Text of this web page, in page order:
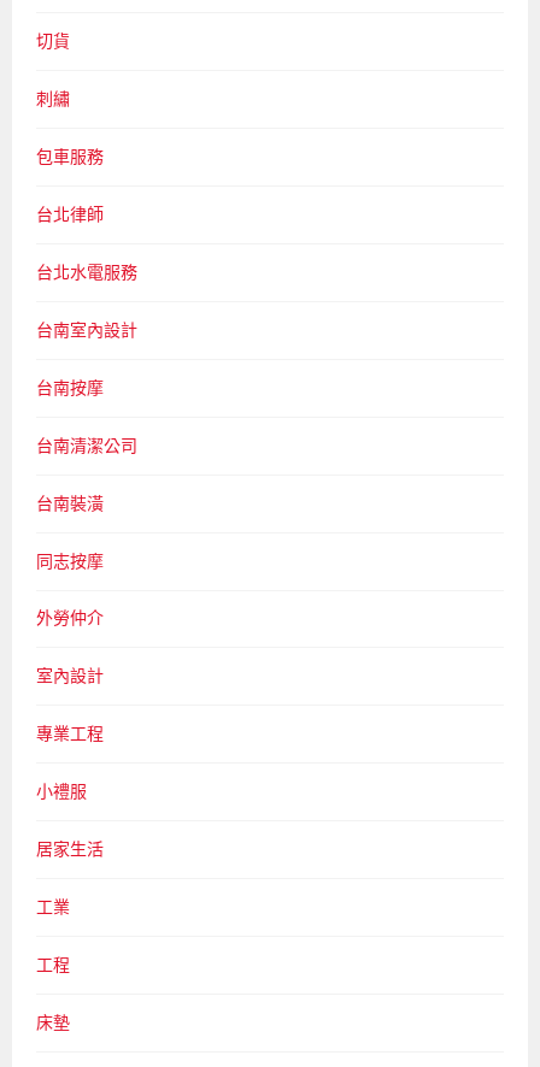
切貨
刺繡
包車服務
台北律師
台北水電服務
台南室內設計
台南按摩
台南清潔公司
台南裝潢
同志按摩
外勞仲介
室內設計
專業工程
小禮服
居家生活
工業
工程
床墊